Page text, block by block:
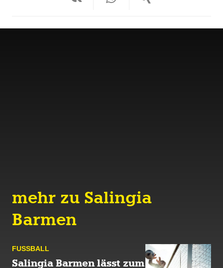
mehr zu Salingia
Barmen
FUSS­BALL
Salingia Barmen lässt zum